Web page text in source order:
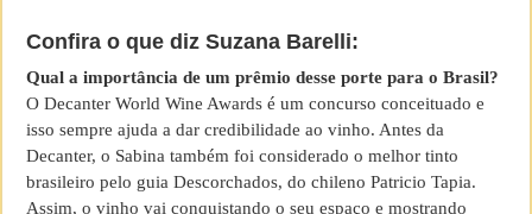
Confira o que diz Suzana Barelli:
Qual a importância de um prêmio desse porte para o Brasil?
O Decanter World Wine Awards é um concurso conceituado e
isso sempre ajuda a dar credibilidade ao vinho. Antes da
Decanter, o Sabina também foi considerado o melhor tinto
brasileiro pelo guia Descorchados, do chileno Patricio Tapia.
Assim, o vinho vai conquistando o seu espaço e mostrando